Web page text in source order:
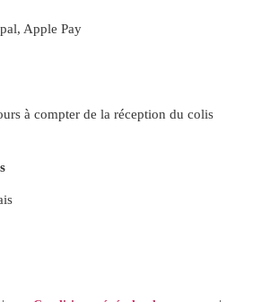
Apple Pay
à compter de la réception du colis